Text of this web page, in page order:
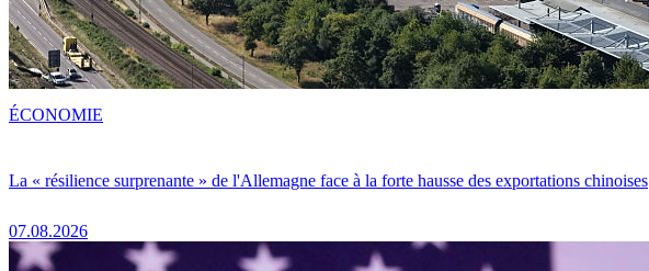
La « résilience surprenante » de l'Allemagne face à la forte hausse des exportations chinoises
07.08.2026
ÉCONOMIE